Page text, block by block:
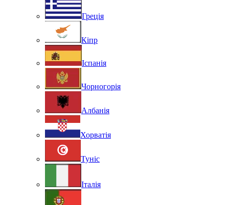
Греція
Кіпр
Іспанія
Чорногорія
Албанія
Хорватія
Туніс
Італія